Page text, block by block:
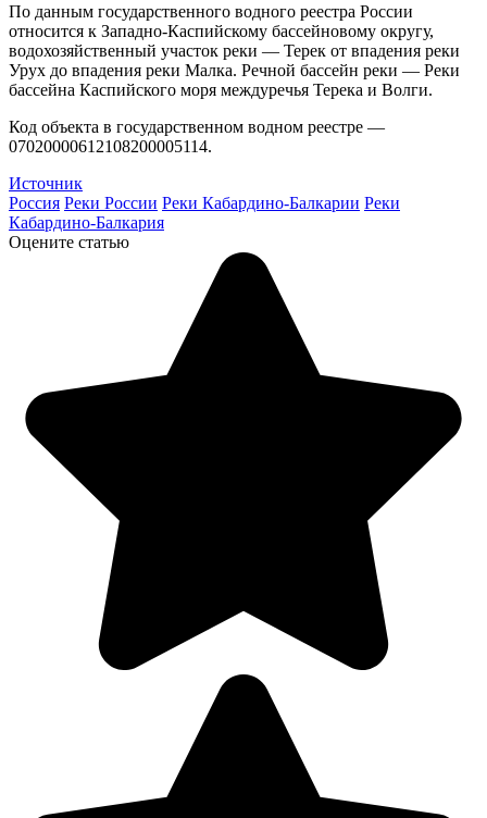
По данным государственного водного реестра России
относится к Западно-Каспийскому бассейновому округу,
водохозяйственный участок реки — Терек от впадения реки
Урух до впадения реки Малка. Речной бассейн реки — Реки
бассейна Каспийского моря междуречья Терека и Волги.
Код объекта в государственном водном реестре —
07020000612108200005114.
Источник
Россия Реки России Реки Кабардино-Балкарии Реки
Кабардино-Балкария
Оцените статью